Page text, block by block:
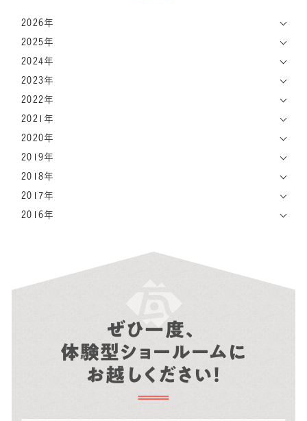
2026年
2025年
2024年
2023年
2022年
2021年
2020年
2019年
2018年
2017年
2016年
ぜひ一度、
体験型ショールームに
お越しください！